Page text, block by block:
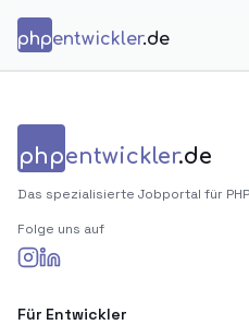
phpentwickler.de
phpentwickler.de
Das spezialisierte Jobportal für
Folge uns auf
Für Entwickler